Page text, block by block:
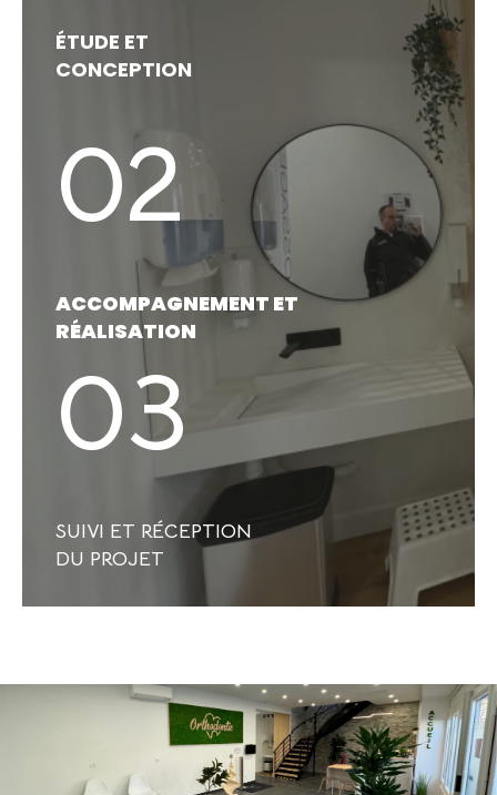
ÉTUDE ET
CONCEPTION
02
ACCOMPAGNEMENT ET
RÉALISATION
03
SUIVI ET RÉCEPTION
DU PROJET